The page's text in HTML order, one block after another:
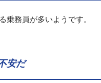
務員が多いようです。
安だ